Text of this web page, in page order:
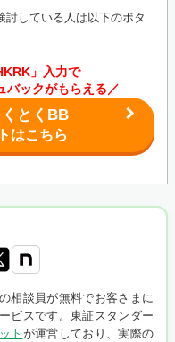
討している人は以下のボタ
」入力で
バックがもらえる／
くとくBB
はこちら
相談員が無料でお客さまに
ビスです。東証スタンダー
ト が運営しており、実際の